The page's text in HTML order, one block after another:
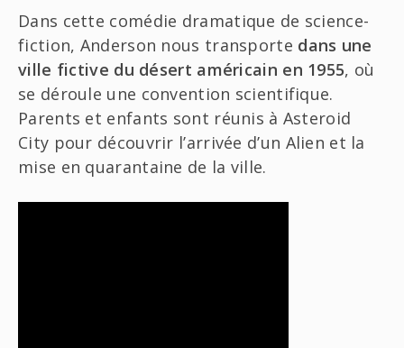
Dans cette comédie dramatique de science-
fiction, Anderson nous transporte dans une
ville fictive du désert américain en 1955, où
se déroule une convention scientifique.
Parents et enfants sont réunis à Asteroid
City pour découvrir l’arrivée d’un Alien et la
mise en quarantaine de la ville.